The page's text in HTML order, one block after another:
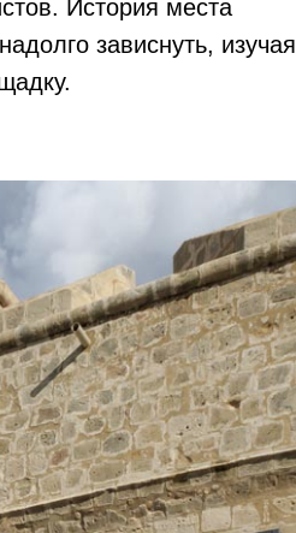
История места
зависнуть, изучая